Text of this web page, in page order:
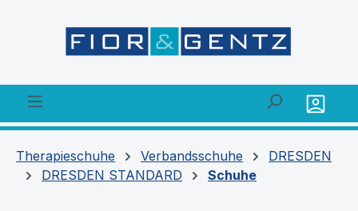
Therapieschuhe Verbandsschuhe
DRESDEN
DRESDEN STANDARD
Schuhe